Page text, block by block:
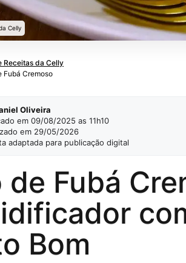
Celly
Receitas da Celly
Fubá Cremoso
Oliveira
em 09/08/2025 as 11h10
em 29/05/2026
adaptada para publicação digital
de Fubá
Bom